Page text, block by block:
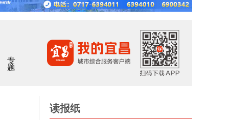
专题
读报纸